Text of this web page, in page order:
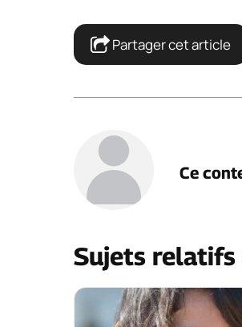
Partager cet article
Ce
Sujets relatifs